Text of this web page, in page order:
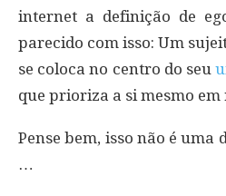
internet a definição de
parecido com isso: Um
se coloca no centro do seu
que prioriza a si mesmo em
Pense bem, isso não é
…